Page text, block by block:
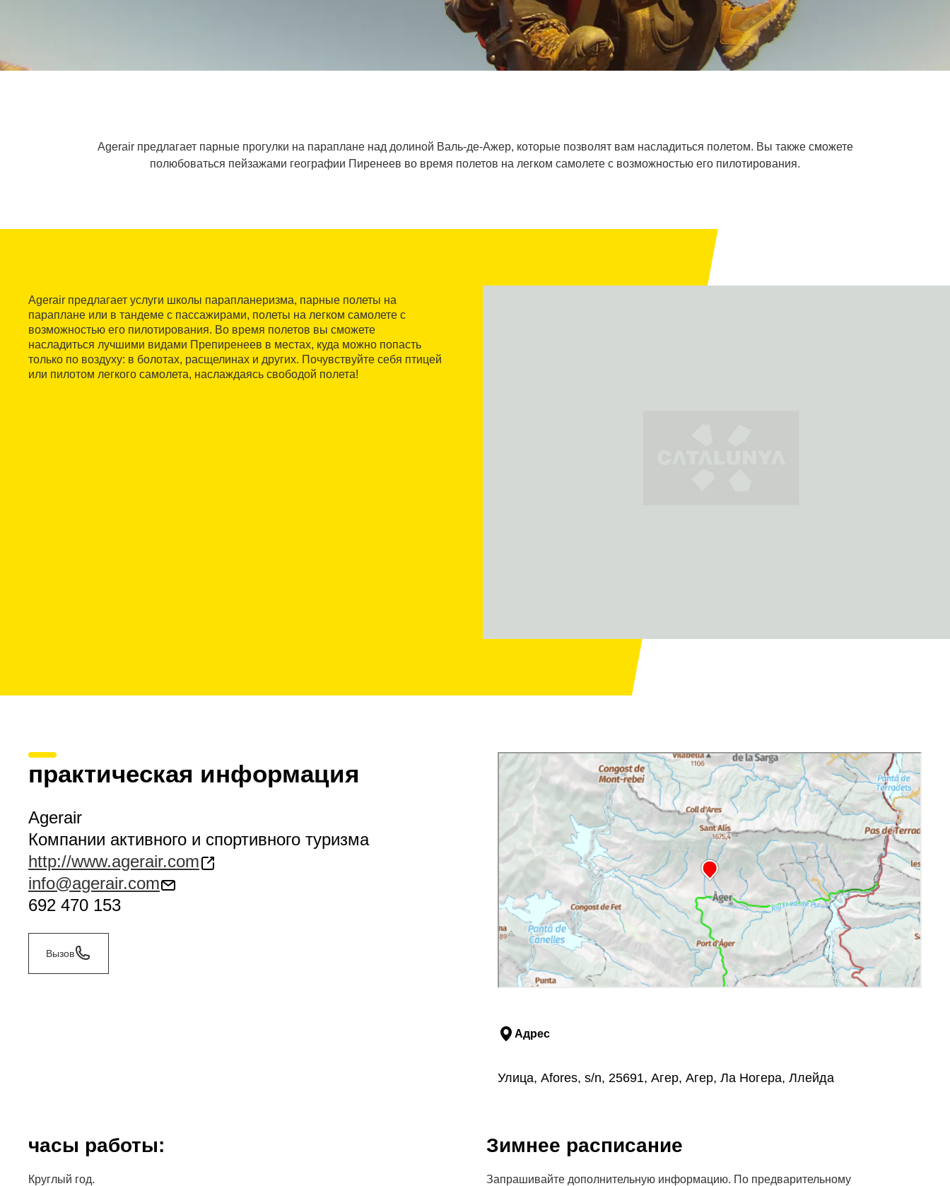
Agerair предлагает парные прогулки на параплане над долиной Валь-де-Ажер, которые позволят вам насладиться полетом. Вы также сможете
полюбоваться пейзажами географии Пиренеев во время полетов на легком самолете с возможностью его пилотирования.
Agerair предлагает услуги школы парапланеризма, парные полеты на
параплане или в тандеме с пассажирами, полеты на легком самолете с
возможностью его пилотирования. Во время полетов вы сможете
насладиться лучшими видами Препиренеев в местах, куда можно попасть
только по воздуху: в болотах, расщелинах и других. Почувствуйте себя птицей
или пилотом легкого самолета, наслаждаясь свободой полета!
практическая информация
Agerair
Компании активного и спортивного туризма
http://www.agerair.com
info@agerair.com
692 470 153
Вызов
Адрес
Улица, Afores, s/n, 25691, Агер, Агер, Ла Ногера, Ллейда
часы работы:
Круглый год.
Зимнее расписание
Запрашивайте дополнительную информацию. По предварительному